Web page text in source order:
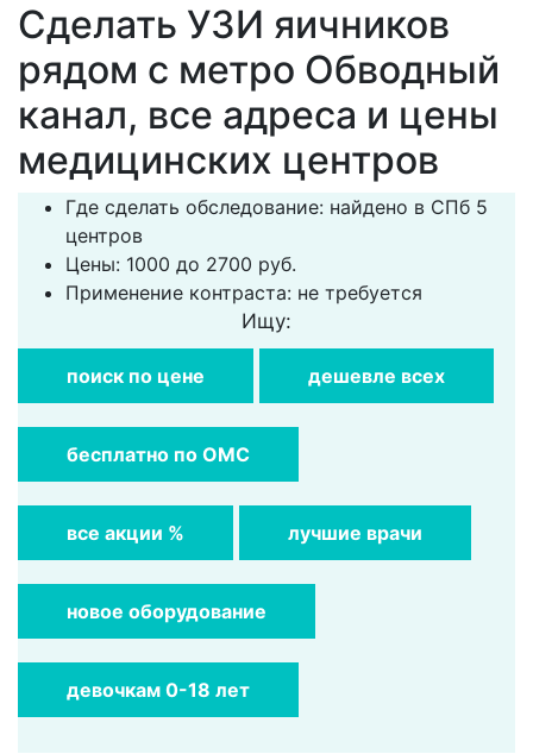
Сделать УЗИ яичников
рядом с метро Обводный
канал, все адреса и цены
медицинских центров
Где сделать обследование: найдено в СПб 5
центров
Цены: 1000 до 2700 руб.
Применение контраста: не требуется
Ищу:
поиск по цене дешевле всех
бесплатно по ОМС
все акции % лучшие врачи
новое оборудование
девочкам 0-18 лет